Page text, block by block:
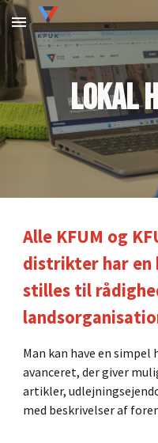
Skip to main content
lokal
Alle KFUM og
distrikter har en
stilles til
Man kan have en
avanceret, der giver
artikler,
med beskrivelser af